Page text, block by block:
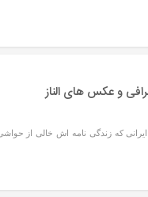
و عکس های الناز
که زندگی نامه اش خالی از